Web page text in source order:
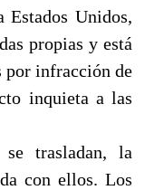
Unidos,
propias y está
por infracción de
inquieta a las
trasladan, la
con ellos. Los